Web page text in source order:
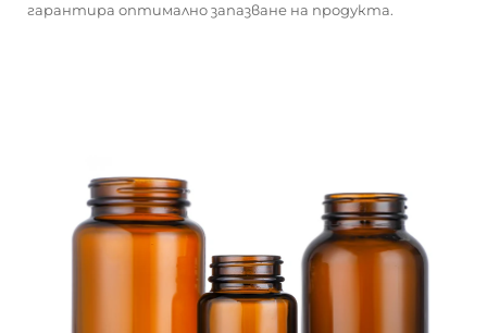
гарантира оптимално запазване на продукта.